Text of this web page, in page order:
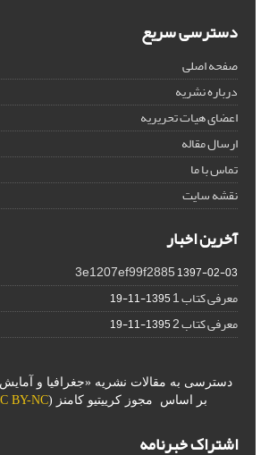
دسترسی سریع
صفحه اصلی
درباره نشریه
اعضای هیات تحریریه
ارسال مقاله
تماس با ما
نقشه سایت
آخرین اخبار
3e1207ef99f28851397-02-03
معرفی کتاب 1 1395-11-19
معرفی کتاب 2 1395-11-19
دسترسی به مقالات نشریه «جغرافیا و
بر اساس مجوز کرییتیو کامنز (BY-NC
اشتراک خبرنامه